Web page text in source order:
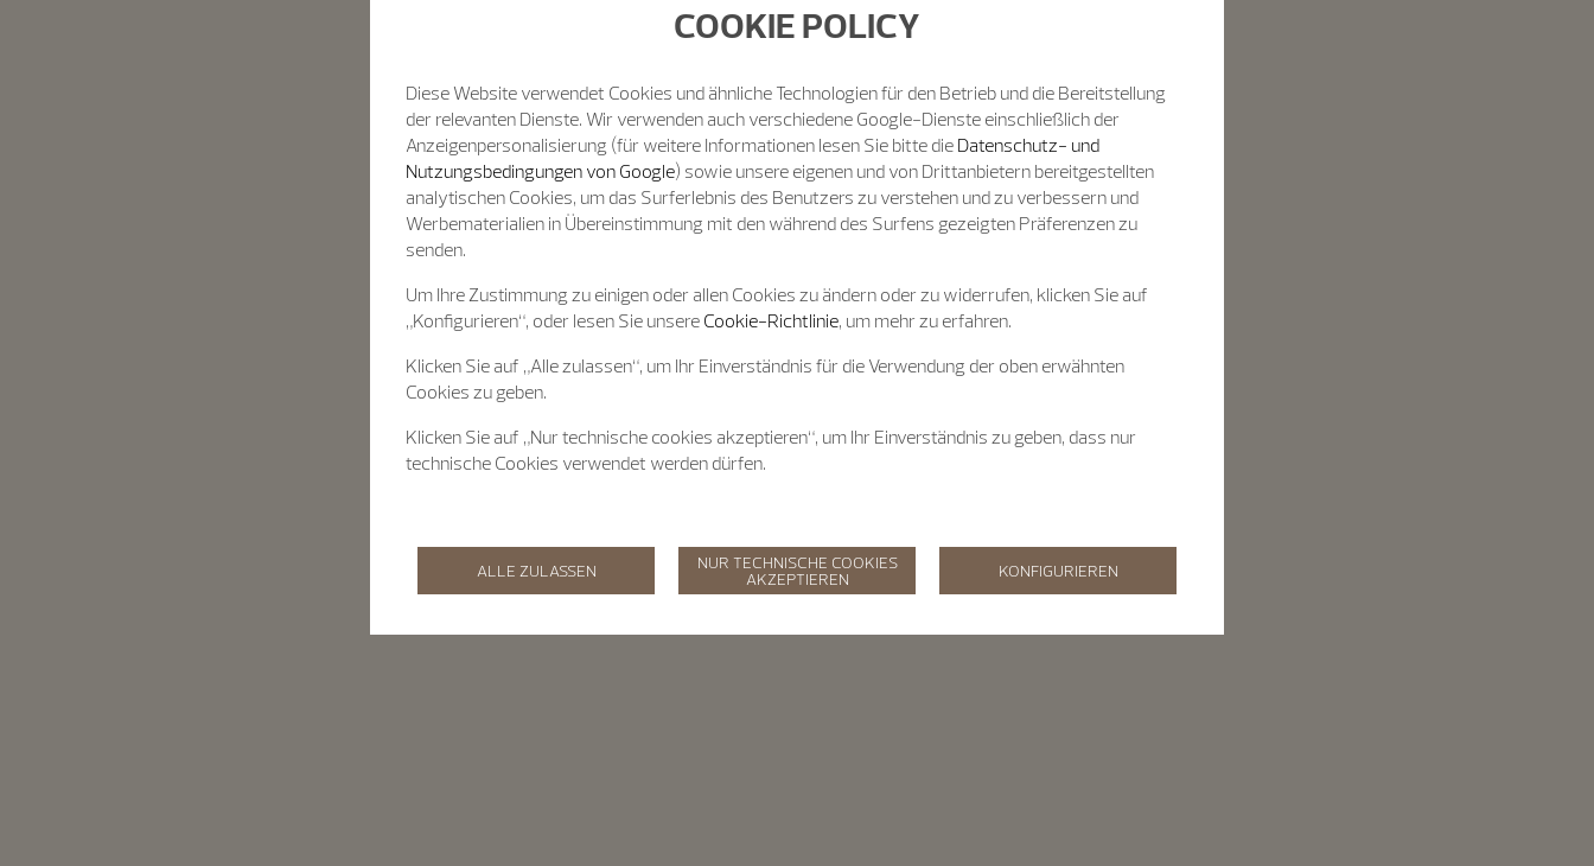
COOKIE POLICY
Diese Website verwendet Cookies und ähnliche Technologien für den Betrieb und die Bereitstellung
der relevanten Dienste. Wir verwenden auch verschiedene Google-Dienste einschließlich der
Anzeigenpersonalisierung (für weitere Informationen lesen Sie bitte die Datenschutz- und
Nutzungsbedingungen von Google) sowie unsere eigenen und von Drittanbietern bereitgestellten
analytischen Cookies, um das Surferlebnis des Benutzers zu verstehen und zu verbessern und
Werbematerialien in Übereinstimmung mit den während des Surfens gezeigten Präferenzen zu
senden.
Um Ihre Zustimmung zu einigen oder allen Cookies zu ändern oder zu widerrufen, klicken Sie auf
„Konfigurieren“, oder lesen Sie unsere Cookie-Richtlinie, um mehr zu erfahren.
Klicken Sie auf „Alle zulassen“, um Ihr Einverständnis für die Verwendung der oben erwähnten
Cookies zu geben.
Klicken Sie auf „Nur technische cookies akzeptieren“, um Ihr Einverständnis zu geben, dass nur
technische Cookies verwendet werden dürfen.
ALLE ZULASSEN NUR TECHNISCHE COOKIES
AKZEPTIEREN KONFIGURIEREN